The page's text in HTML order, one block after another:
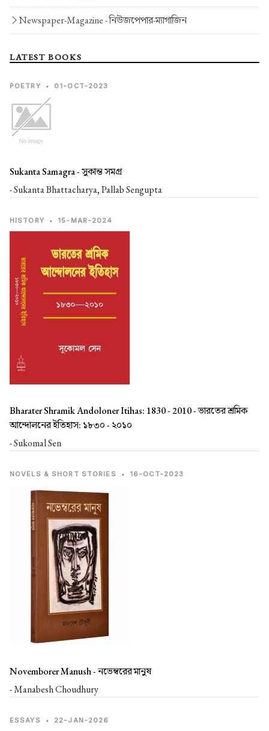
Newspaper-Magazine -নিউজপেপার-ম্যাগাজিন
LATEST BOOKS
POETRY • 01-OCT-2023
Sukanta Samagra -সুকান্ত সমগ্র
- Sukanta Bhattacharya, Pallab Sengupta
HISTORY • 15-MAR-2024
Bharater Shramik Andoloner Itihas: 1830 - 2010 -ভারতের শ্রমিক
আন্দোলনের ইতিহাস: ১৮৩০ - ২০১০
- Sukomal Sen
NOVELS & SHORT STORIES • 16-OCT-2023
Novemborer Manush -নভেম্বরের মানুষ
- Manabesh Choudhury
ESSAYS • 22-JAN-2026